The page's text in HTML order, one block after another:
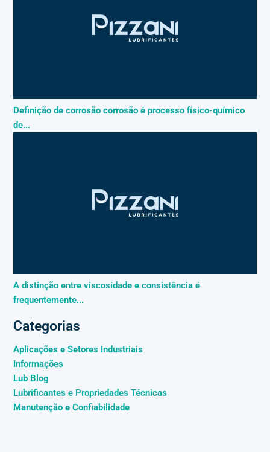
Definição de corrosão corrosão é processo físico-químico
de...
A distinção entre viscosidade e consistência é
frequentemente...
Categorias
Aplicações e Setores Industriais
Informações
Lub Blog
Lubrificantes e Propriedades Técnicas
Manutenção e Confiabilidade